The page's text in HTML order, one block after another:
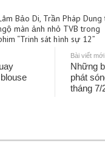
Bảo Di, Trần Pháp Dung
màn ảnh nhỏ TVB trong
“Trinh sát hình sự 12”
Bài viết
Những
phát
tháng 7/